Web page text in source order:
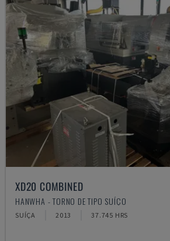
XD20 COMBINED
HANWHA - TORNO DE TIPO SUÍÇO
SUÍÇA 2013 37.745 HRS